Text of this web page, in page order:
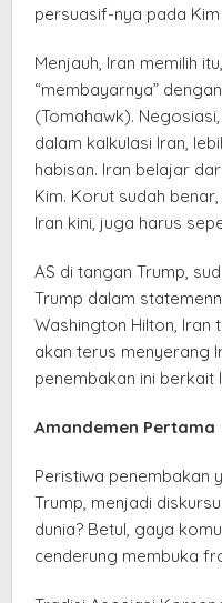
persuasif-nya pada Kim
Menjauh, Iran memilih
“membayarnya”
(Tomahawk).
dalam kalkulasi Iran,
habisan. Iran belajar
Kim. Korut sudah
Iran kini, juga harus
AS di tangan Trump,
Trump dalam
Washington Hilton, Iran
akan terus menyerang
penembakan ini berkait
Amandemen Pertama
Peristiwa penembakan
Trump, menjadi
dunia? Betul, gaya
cenderung membuka